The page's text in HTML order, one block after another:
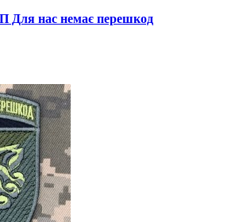
нас немає перешкод